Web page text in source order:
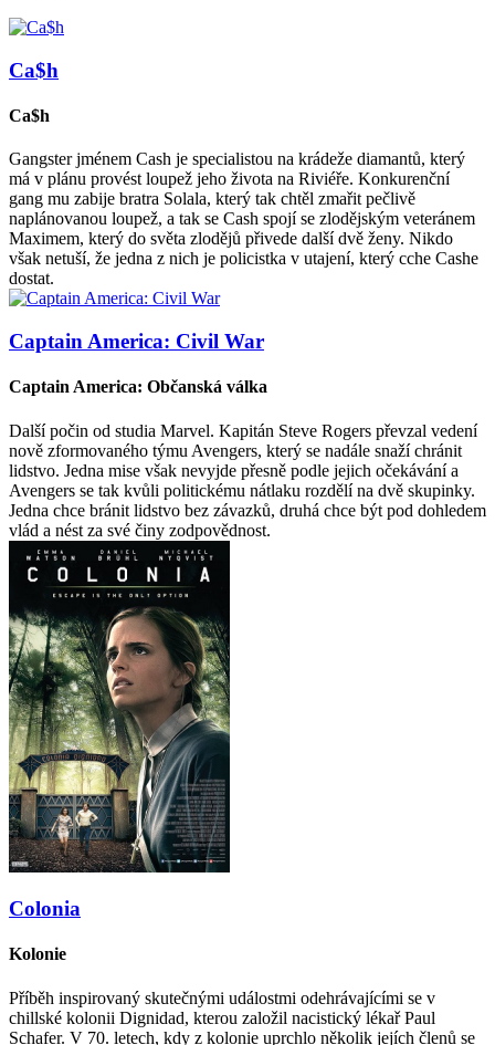
Ca$h
Ca$h
Gangster jménem Cash je specialistou na krádeže diamantů, který
má v plánu provést loupež jeho života na Riviéře. Konkurenční
gang mu zabije bratra Solala, který tak chtěl zmařit pečlivě
naplánovanou loupež, a tak se Cash spojí se zlodějským veteránem
Maximem, který do světa zlodějů přivede další dvě ženy. Nikdo
však netuší, že jedna z nich je policistka v utajení, který cche Cashe
dostat.
Captain America: Civil War
Captain America: Občanská válka
Další počin od studia Marvel. Kapitán Steve Rogers převzal vedení
nově zformovaného týmu Avengers, který se nadále snaží chránit
lidstvo. Jedna mise však nevyjde přesně podle jejich očekávání a
Avengers se tak kvůli politickému nátlaku rozdělí na dvě skupinky.
Jedna chce bránit lidstvo bez závazků, druhá chce být pod dohledem
vlád a nést za své činy zodpovědnost.
Colonia
Kolonie
Příběh inspirovaný skutečnými událostmi odehrávajícími se v
chillské kolonii Dignidad, kterou založil nacistický lékař Paul
Schafer. V 70. letech, kdy z kolonie uprchlo několik jejích členů se